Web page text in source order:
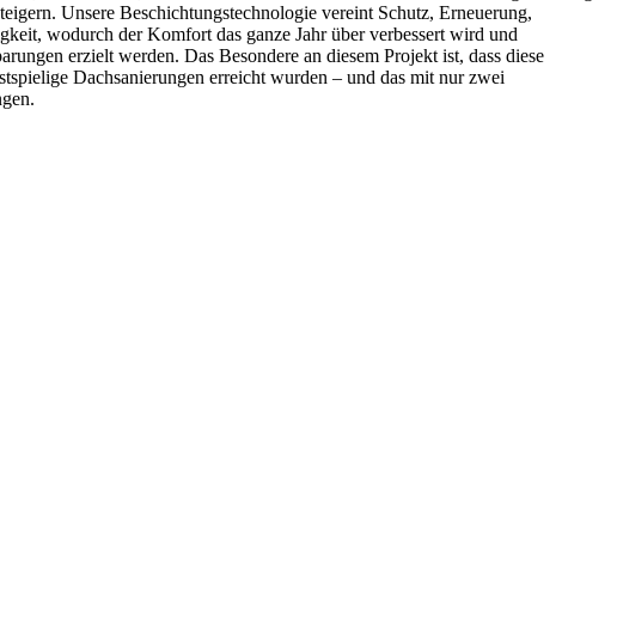
Unsere Beschichtungstechnologie vereint Schutz, Erneuerung,
wodurch der Komfort das ganze Jahr über verbessert wird und
erzielt werden. Das Besondere an diesem Projekt ist, dass diese
Dachsanierungen erreicht wurden – und das mit nur zwei